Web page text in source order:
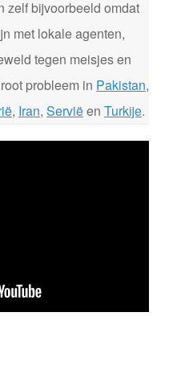
zelf bijvoorbeeld omdat
met lokale agenten,
tegen meisjes en
probleem in Pakistan,
, Iran, Serviëen Turkije.